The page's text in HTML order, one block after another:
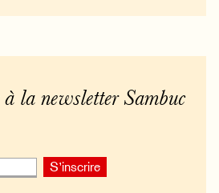
la newsletter Sambuc